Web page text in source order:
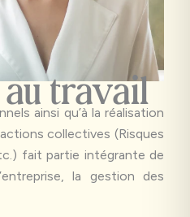
travail
ainsi qu’à la réalisation
collectives (Risques
fait partie intégrante de
la gestion des